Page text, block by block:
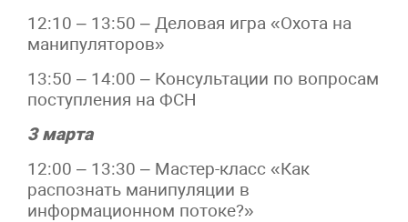
12:10 – 13:50 – Деловая игра «Охота на
манипуляторов»
13:50 – 14:00 – Консультации по вопросам
поступления на ФСН
3 марта
12:00 – 13:30 – Мастер-класс «Как
распознать манипуляции в
информационном потоке?»